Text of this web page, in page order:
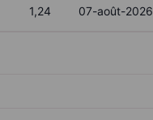
1,24 07-août-2026